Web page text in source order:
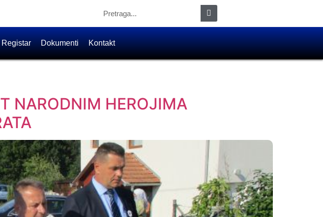
Dokumenti Kontakt
NARODNIM HEROJIMA